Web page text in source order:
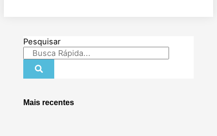
Pesquisar
Mais recentes